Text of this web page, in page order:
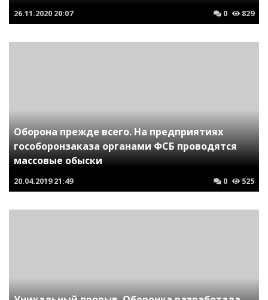
26.11.2020 20:07 0 829
Оборона прежде всего. На предприятиях
гособоронзаказа органами ФСБ проводятся
массовые обыски
20.04.2019 21:49 0 525